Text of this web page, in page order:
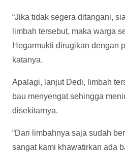
“Jika tidak segera ditangani,
limbah tersebut, maka warga
Hegarmukti dirugikan dengan
katanya.
Apalagi, lanjut Dedi, limbah
bau menyengat sehingga
disekitarnya.
“Dari limbahnya saja sudah
sangat kami khawatirkan ada